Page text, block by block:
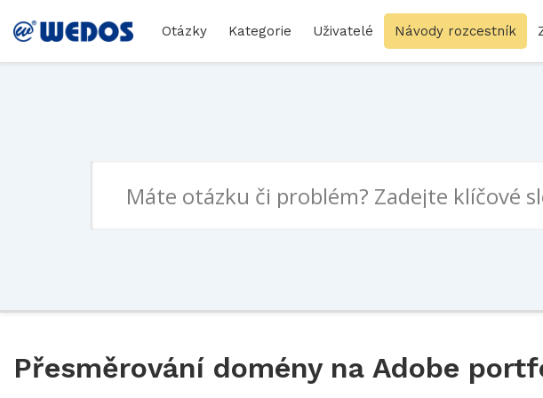
Otázky Kategorie Uživatelé Návody rozcestník
Přesměrování domény na Adobe